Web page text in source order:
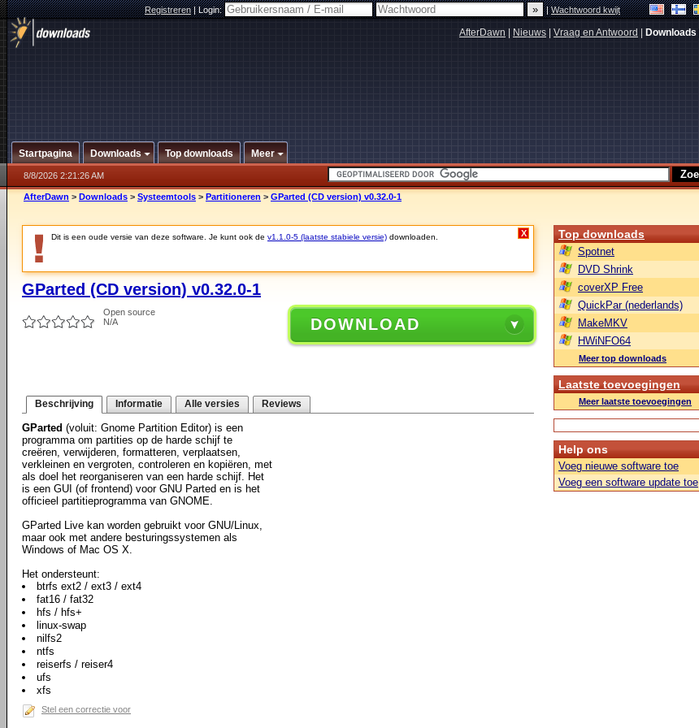
Registreren|Login: |Wachtwoord kwijt
AfterDawn Nieuws Vraag en Antwoord Downloads
Startpagina Downloads Top downloads Meer
8/8/2026 2:21:26 AM
AfterDawn > Downloads > Systeemtools > Partitioneren > GParted (CD version) v0.32.0-1
Dit is een oude versie van deze software. Je kunt ook de v1.1.0-5 (laatste stabiele versie) downloaden. X
GParted (CD version) v0.32.0-1
Open source
N/A
DOWNLOAD
Beschrijving Informatie Alle versies Reviews
GParted (voluit: Gnome Partition Editor) is een
programma om partities op de harde schijf te
creëren, verwijderen, formatteren, verplaatsen,
verkleinen en vergroten, controleren en kopiëren, met
als doel het reorganiseren van een harde schijf. Het
is een GUI (of frontend) voor GNU Parted en is het
officieel partitieprogramma van GNOME.
GParted Live kan worden gebruikt voor GNU/Linux,
maar ook met andere besturingssystemen als
Windows of Mac OS X.
Het ondersteunt:
btrfs ext2 / ext3 / ext4
fat16 / fat32
hfs / hfs+
linux-swap
nilfs2
ntfs
reiserfs / reiser4
ufs
xfs
Stel een correctie voor
Top downloads
Spotnet
DVD Shrink
coverXP Free
QuickPar (nederlands)
MakeMKV
HWiNFO64
Meer top downloads
Laatste toevoegingen
Meer laatste toevoegingen
Help ons
Voeg nieuwe software toe
Voeg een software update toe